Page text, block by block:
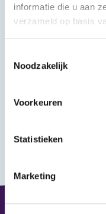
informatie die u aan
verzameld op basis
Noodzakelijk
Voorkeuren
Statistieken
Marketing
Heb je je
dat vind je hier
webinar bij te
Wanneer je